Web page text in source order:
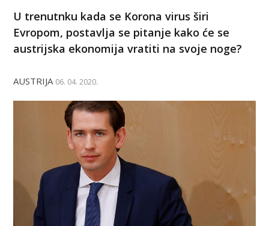
U trenutnku kada se Korona virus širi
Evropom, postavlja se pitanje kako će se
austrijska ekonomija vratiti na svoje noge?
AUSTRIJA 06. 04. 2020.